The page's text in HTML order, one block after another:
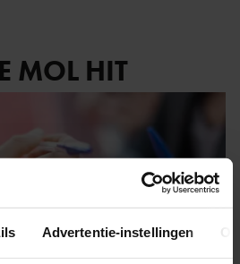
Advertentie-instellingen
MOL HIT